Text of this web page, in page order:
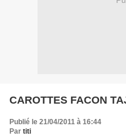
CAROTTES FACON
Publié le 21/04/2011 à 16:44
Par titi